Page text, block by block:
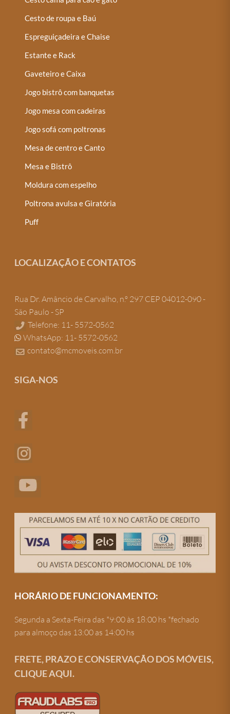
Cesto de roupa e Baú
Espreguiçadeira e Chaise
Estante e Rack
Gaveteiro e Caixa
Jogo bistrô com banquetas
Jogo mesa com cadeiras
Jogo sofá com poltronas
Mesa de centro e Canto
Mesa e Bistrô
Moldura com espelho
Poltrona avulsa e Giratória
Puff
LOCALIZAÇÃO E CONTATOS
Rua Dr. Amâncio de Carvalho, n.º 297 CEP 04012-090 -
São Paulo - SP
Telefone: 11- 5572-0562
WhatsApp: 11- 5572-0562
contato@mcmoveis.com.br
SIGA-NOS
HORÁRIO DE FUNCIONAMENTO:
Segunda a Sexta-Feira das *9:00 às 18:00 hs *fechado
para almoço das 13:00 as 14:00 hs
FRETE, PRAZO E CONSERVAÇÃO DOS MÓVEIS,
CLIQUE AQUI.